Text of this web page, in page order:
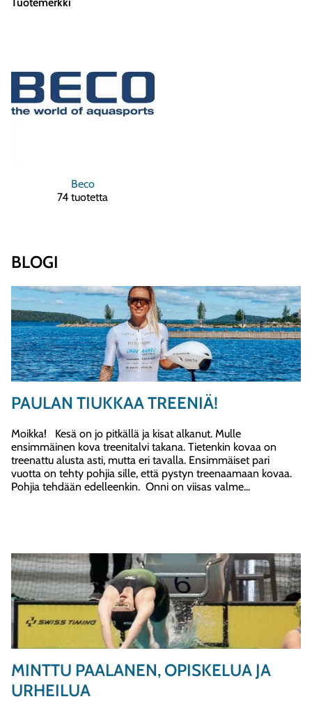
Beco
74 tuotetta
BLOGI
PAULAN TIUKKAA TREENIÄ!
Moikka! Kesä on jo pitkällä ja kisat alkanut. Mulle
ensimmäinen kova treenitalvi takana. Tietenkin kovaa on
treenattu alusta asti, mutta eri tavalla. Ensimmäiset pari
vuotta on tehty pohjia sille, että pystyn treenaamaan kovaa.
Pohjia tehdään edelleenkin. Onni on viisas valme...
MINTTU PAALANEN, OPISKELUA JA
URHEILUA